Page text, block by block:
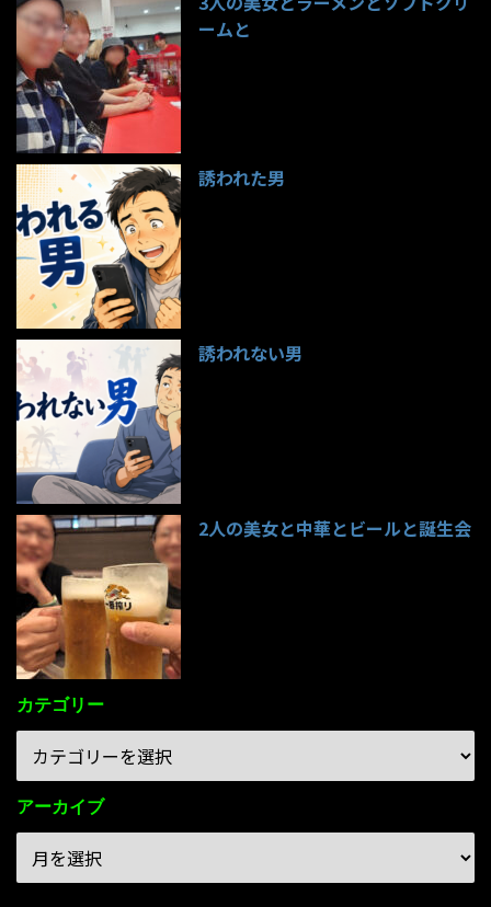
ームと
誘われた男
誘われない男
2人の美女と中華とビールと誕生会
カテゴリー
アーカイブ